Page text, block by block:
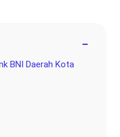
−
BNI Daerah Kota